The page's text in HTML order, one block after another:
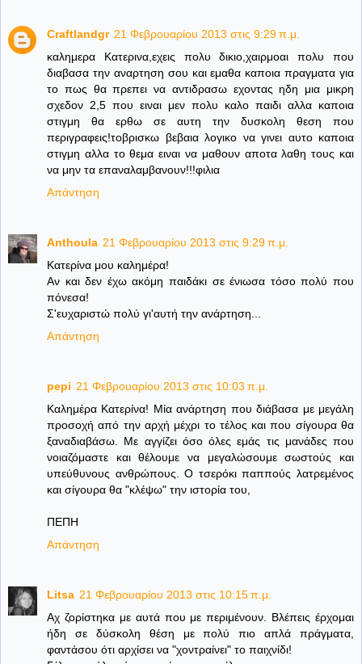
Craftlandgr 21 Φεβρουαρίου 2013 στις 9:29 π.μ.
καλημερα Κατερινα,εχεις πολυ δικιο,χαιρμοαι πολυ που
διαβασα την αναρτηση σου και εμαθα καποια πραγματα για
το πως θα πρεπει να αντιδρασω εχοντας ηδη μια μικρη
σχεδον 2,5 που ειναι μεν πολυ καλο παιδι αλλα καποια
στιγμη θα ερθω σε αυτη την δυσκολη θεση που
περιγραφεις!τοβρισκω βεβαια λογικο να γινει αυτο καποια
στιγμη αλλα το θεμα ειναι να μαθουν αποτα λαθη τους και
να μην τα επαναλαμβανουν!!!φιλια
Απάντηση
Anthoula 21 Φεβρουαρίου 2013 στις 9:29 π.μ.
Κατερίνα μου καλημέρα!
Αν και δεν έχω ακόμη παιδάκι σε ένιωσα τόσο πολύ που
πόνεσα!
Σ'ευχαριστώ πολύ γι'αυτή την ανάρτηση...
Απάντηση
pepi 21 Φεβρουαρίου 2013 στις 10:03 π.μ.
Καλημέρα Κατερίνα! Μία ανάρτηση που διάβασα με μεγάλη
προσοχή από την αρχή μέχρι το τέλος και που σίγουρα θα
ξαναδιαβάσω. Με αγγίζει όσο όλες εμάς τις μανάδες που
νοιαζόμαστε και θέλουμε να μεγαλώσουμε σωστούς και
υπεύθυνους ανθρώπους. Ο τσερόκι παππούς λατρεμένος
και σίγουρα θα "κλέψω" την ιστορία του,
ΠΕΠΗ
Απάντηση
Litsa 21 Φεβρουαρίου 2013 στις 10:15 π.μ.
Αχ ζορίστηκα με αυτά που με περιμένουν. Βλέπεις έρχομαι
ήδη σε δύσκολη θέση με πολύ πιο απλά πράγματα,
φαντάσου ότι αρχίσει να "χοντραίνει" το παιχνίδι!